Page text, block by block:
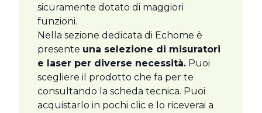
sicuramente dotato di maggiori
funzioni.
Nella sezione dedicata di Echome è
presente una selezione di misuratori
e laser per diverse necessità. Puoi
scegliere il prodotto che fa per te
consultando la scheda tecnica. Puoi
acquistarlo in pochi clic e lo riceverai a